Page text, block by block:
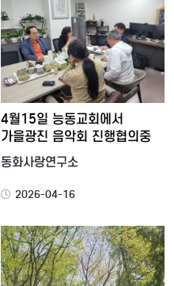
4월15일 능동교회에서
가을광진 음악회 진행협의중
동화사랑연구소
2026-04-16